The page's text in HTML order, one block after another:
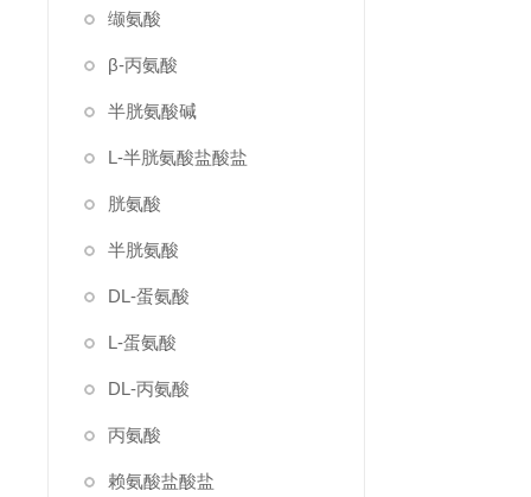
缬氨酸
β-丙氨酸
半胱氨酸碱
L-半胱氨酸盐酸盐
胱氨酸
半胱氨酸
DL-蛋氨酸
L-蛋氨酸
DL-丙氨酸
丙氨酸
赖氨酸盐酸盐